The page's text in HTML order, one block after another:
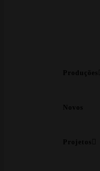
Produções
Novos
Projetos